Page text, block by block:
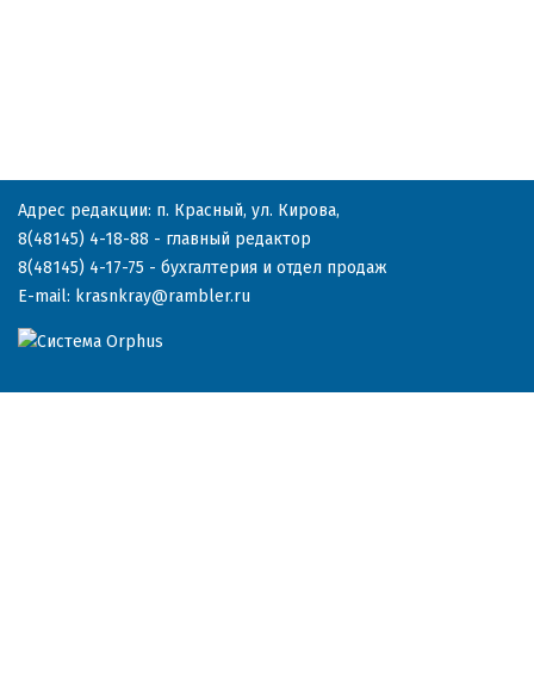
Адрес редакции: п. Красный, ул. Кирова,
8(48145) 4-18-88 - главный редактор
8(48145) 4-17-75 - бухгалтерия и отдел продаж
E-mail: krasnkray@rambler.ru